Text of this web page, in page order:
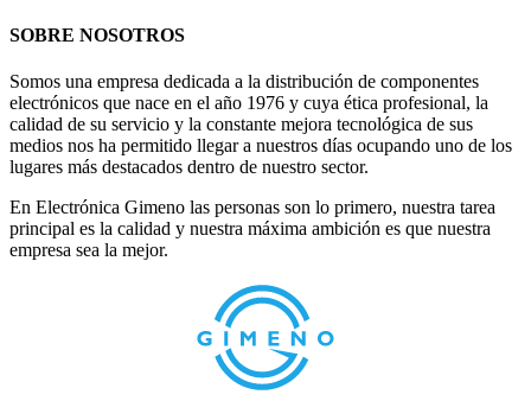
SOBRE NOSOTROS
Somos una empresa dedicada a la distribución de componentes
electrónicos que nace en el año 1976 y cuya ética profesional, la
calidad de su servicio y la constante mejora tecnológica de sus
medios nos ha permitido llegar a nuestros días ocupando uno de los
lugares más destacados dentro de nuestro sector.
En Electrónica Gimeno las personas son lo primero, nuestra tarea
principal es la calidad y nuestra máxima ambición es que nuestra
empresa sea la mejor.